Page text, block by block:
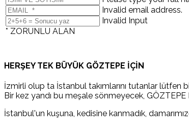
Invalid email address.
Invalid Input
* ZORUNLU ALAN
HERŞEY TEK BÜYÜK GÖZTEPE İÇİN
İzmirli olup ta İstanbul takımlarını tutanlar lütfen
Bir kez yandı bu meşale sönmeyecek,
İstanbul'un kuşuna, kedisine kanmadık,